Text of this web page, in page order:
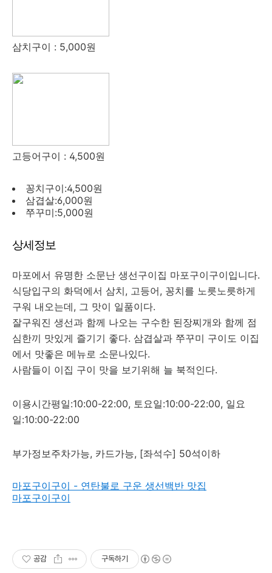
삼치구이 : 5,000원
고등어구이 : 4,500원
꽁치구이:4,500원
삼겹살:6,000원
쭈꾸미:5,000원
상세정보
마포에서 유명한 소문난 생선구이집 마포구이구이입니다.
식당입구의 화덕에서 삼치, 고등어, 꽁치를 노릇노릇하게
구워 내오는데, 그 맛이 일품이다.
잘구워진 생선과 함께 나오는 구수한 된장찌개와 함께 점
심한끼 맛있게 즐기기 좋다. 삼겹살과 쭈꾸미 구이도 이집
에서 맛좋은 메뉴로 소문나있다.
사람들이 이집 구이 맛을 보기위해 늘 북적인다.
이용시간평일:10:00-22:00, 토요일:10:00-22:00, 일요
일:10:00-22:00
부가정보주차가능, 카드가능, [좌석수] 50석이하
마포구이구이 - 연탄불로 구운 생선백반 맛집
마포구이구이
공감 구독하기